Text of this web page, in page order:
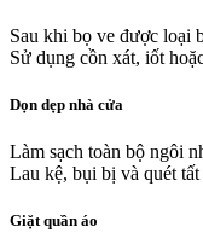
Sau khi bọ ve được loại
Sử dụng cồn xát, iốt
Dọn dẹp nhà cửa
Làm sạch toàn bộ ngôi
Lau kệ, bụi bị và quét tất
Giặt quần áo